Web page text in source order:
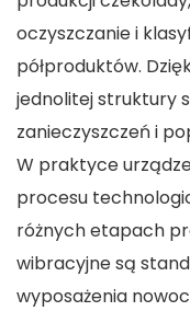
oczyszczanie i
półproduktów.
jednolitej struktury
zanieczyszczeń i
W praktyce
procesu
różnych etapach
wibracyjne są
wyposażenia